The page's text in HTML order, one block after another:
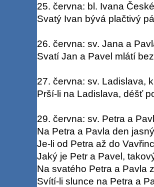
25. června: bl. Ivana
Svatý Ivan bývá plačtivý
26. června: sv. Jana a
Svatí Jan a Pavel mlátí
27. června: sv. Ladislava,
Prší-li na Ladislava, déšť
29. června: sv. Petra a
Na Petra a Pavla den
Je-li od Petra až do
Jaký je Petr a Pavel,
Na svatého Petra a Pavla
Svítí-li slunce na Petra a